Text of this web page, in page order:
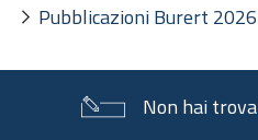
Pubblicazioni Burert 2026
Non hai